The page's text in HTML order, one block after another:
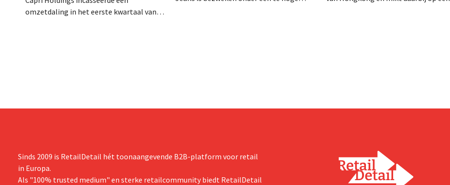
omzetdaling in het eerste kwartaal van
Sinds 2009 is RetailDetail hét toonaangevende B2B-platform voor retail
in Europa.
Als "100% trusted medium" en sterke retailcommunity biedt RetailDetail